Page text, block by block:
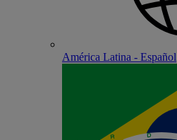
América Latina - Español